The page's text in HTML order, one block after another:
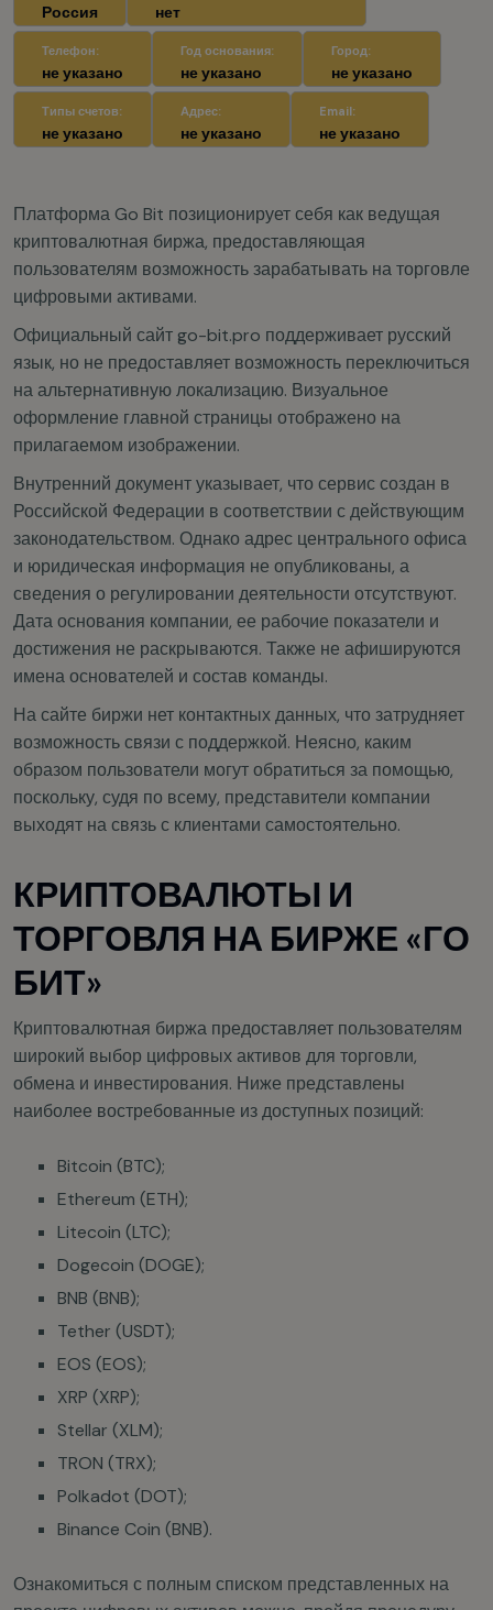
Телефон:
не указано
Год основания:
не указано
Россия
Город:
не указано
Типы счетов:
не указано
Адрес:
не указано
Email:
не указано
нет
Платформа Go Bit позиционирует себя как ведущая
криптовалютная биржа, предоставляющая
пользователям возможность зарабатывать на торговле
цифровыми активами.
Официальный сайт go-bit.pro поддерживает русский
язык, но не предоставляет возможность переключиться
на альтернативную локализацию. Визуальное
оформление главной страницы отображено на
прилагаемом изображении.
Внутренний документ указывает, что сервис создан в
Российской Федерации в соответствии с действующим
законодательством. Однако адрес центрального офиса
и юридическая информация не опубликованы, а
сведения о регулировании деятельности отсутствуют.
Дата основания компании, ее рабочие показатели и
достижения не раскрываются. Также не афишируются
имена основателей и состав команды.
На сайте биржи нет контактных данных, что затрудняет
возможность связи с поддержкой. Неясно, каким
образом пользователи могут обратиться за помощью,
поскольку, судя по всему, представители компании
выходят на связь с клиентами самостоятельно.
КРИПТОВАЛЮТЫ И
ТОРГОВЛЯ НА БИРЖЕ «ГО
БИТ»
Криптовалютная биржа предоставляет пользователям
широкий выбор цифровых активов для торговли,
обмена и инвестирования. Ниже представлены
наиболее востребованные из доступных позиций:
Bitcoin (BTC);
Ethereum (ETH);
Litecoin (LTC);
Dogecoin (DOGE);
BNB (BNB);
Tether (USDT);
EOS (EOS);
XRP (XRP);
Stellar (XLM);
TRON (TRX);
Polkadot (DOT);
Binance Coin (BNB).
Ознакомиться с полным списком представленных на